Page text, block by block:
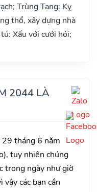
Trùng Tang: Kỵ
thổ, xây dựng nhà
Xấu với cưới hỏi;
2044 LÀ
tháng 6 năm
tuy nhiên chúng
trong ngày như giờ
vậy các bạn cần